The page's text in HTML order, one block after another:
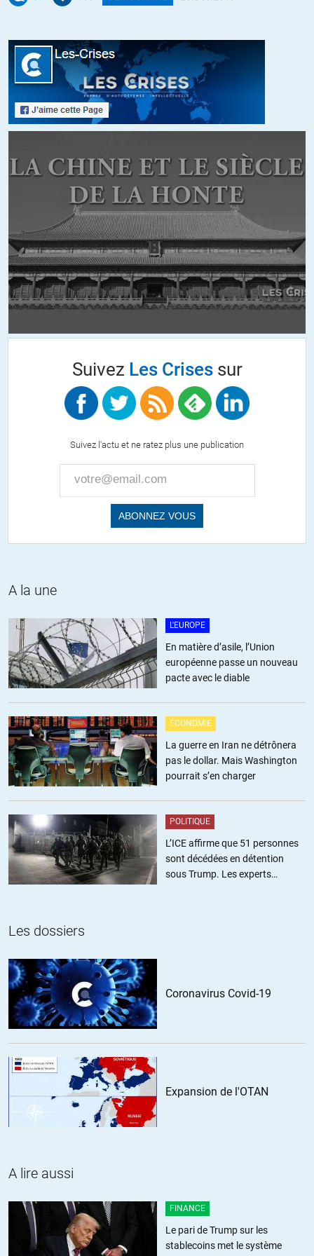
Disponible du 17/03/2020 au 24/03/2020
Peut-être demander par TWITTER ce qui justifie cela..
ALERTER
Zut, je n’arrive pas à ouvrir la vidéo, contrairement à la précédente.
J’ai un compte Youtube mais ça ne m’avance à rien. Vidéo privée Je
viens de m’abonner à ARTE Youtube mais pas mieux. Quelqu’un
peut-il m’aider à résoudre ce problème? Merci d’avance.
+1 ALERTER
Niya//29.12.2019 à 10h15
Bonjour,
jeudi 19/12/2019 au vendredi 20/12/2019. Histoire que cela soit vu,
autour de 01h du matin pour l’épisode 1 et de 02h du matin pour
Probablement suffisamment factuels sur le rôle de « l’Europe » pour
Les dérives de cette chaîne sont véritablement impressionnantes, ils
La propagande, c’est très mal ailleurs mais c’est très bien ici !
en attendant, ARTE, franco allemand ….. les plus impliqués dans ce
une idée de ce qui gène dans ce docu là
https://www.arte.tv/fr/videos/072486-000-A/jusqu-a-la-derniere-
goutte/
disponible jusqu’au 15/1 mais dépéchez vous, la sensure va vite
https://youtu.be/NDYNlnLP9m4
ALERTER
A tous les spectateurs: les vidéos sont téléchargaebles en ligne de
commande
:~$ youtube-dlhttps://www.arte.tv/fr/videos/052423-002-
A/grece-chronique-d-un-ravage-1956-2008/
A/grece-chronique-d-un-ravage-1926-1955/
+2 ALERTER
Aquitanis//29.12.2019 à 16h38
suggére fortement d’installer CAPTVTY, vous trouverez tous les
replay de la tnt et qui en plus vous aurez la possibilité de pouvoir
visionner les émissions pendant plusieurs semaines .
https://captvty.fr/
Narm//
pas la peine de télécharger, le fichier ne figure pas dans la liste
disparu
Suivez Les Crisessur
Suivez l'actu et ne ratez plus une publication
A la une
L'EUROPE
En matière d’asile, l’Union
européenne passe un nouveau
pacte avec le diable
ÉCONOMIE
La guerre en Iran ne détrônera
pas le dollar. Mais Washington
pourrait s’en charger
POLITIQUE
L’ICE affirme que 51 personnes
sont décédées en détention
sous Trump. Les experts
Les dossiers
Coronavirus Covid-19
Expansion de l'OTAN
A lire aussi
FINANCE
Le pari de Trump sur les
stablecoins met le système